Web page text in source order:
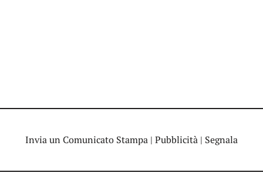
Invia un Comunicato Stampa | Pubblicità | Segnala